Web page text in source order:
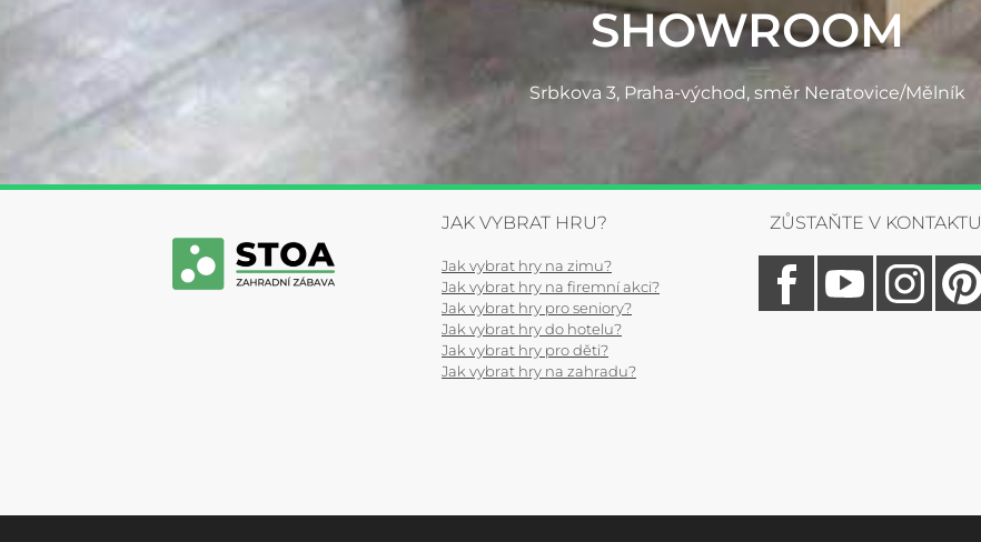
SHOWROOM
Srbkova 3, Praha-východ, směr Neratovice/Mělník
JAK VYBRAT HRU?
Jak vybrat hry na zimu?
Jak vybrat hry na firemní akci?
Jak vybrat hry pro seniory?
Jak vybrat hry do hotelu?
Jak vybrat hry pro děti?
Jak vybrat hry na zahradu?
ZŮSTAŇTE V KONTAKTU